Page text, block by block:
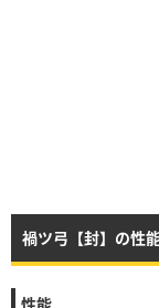
禍ツ弓【封】の性
性能